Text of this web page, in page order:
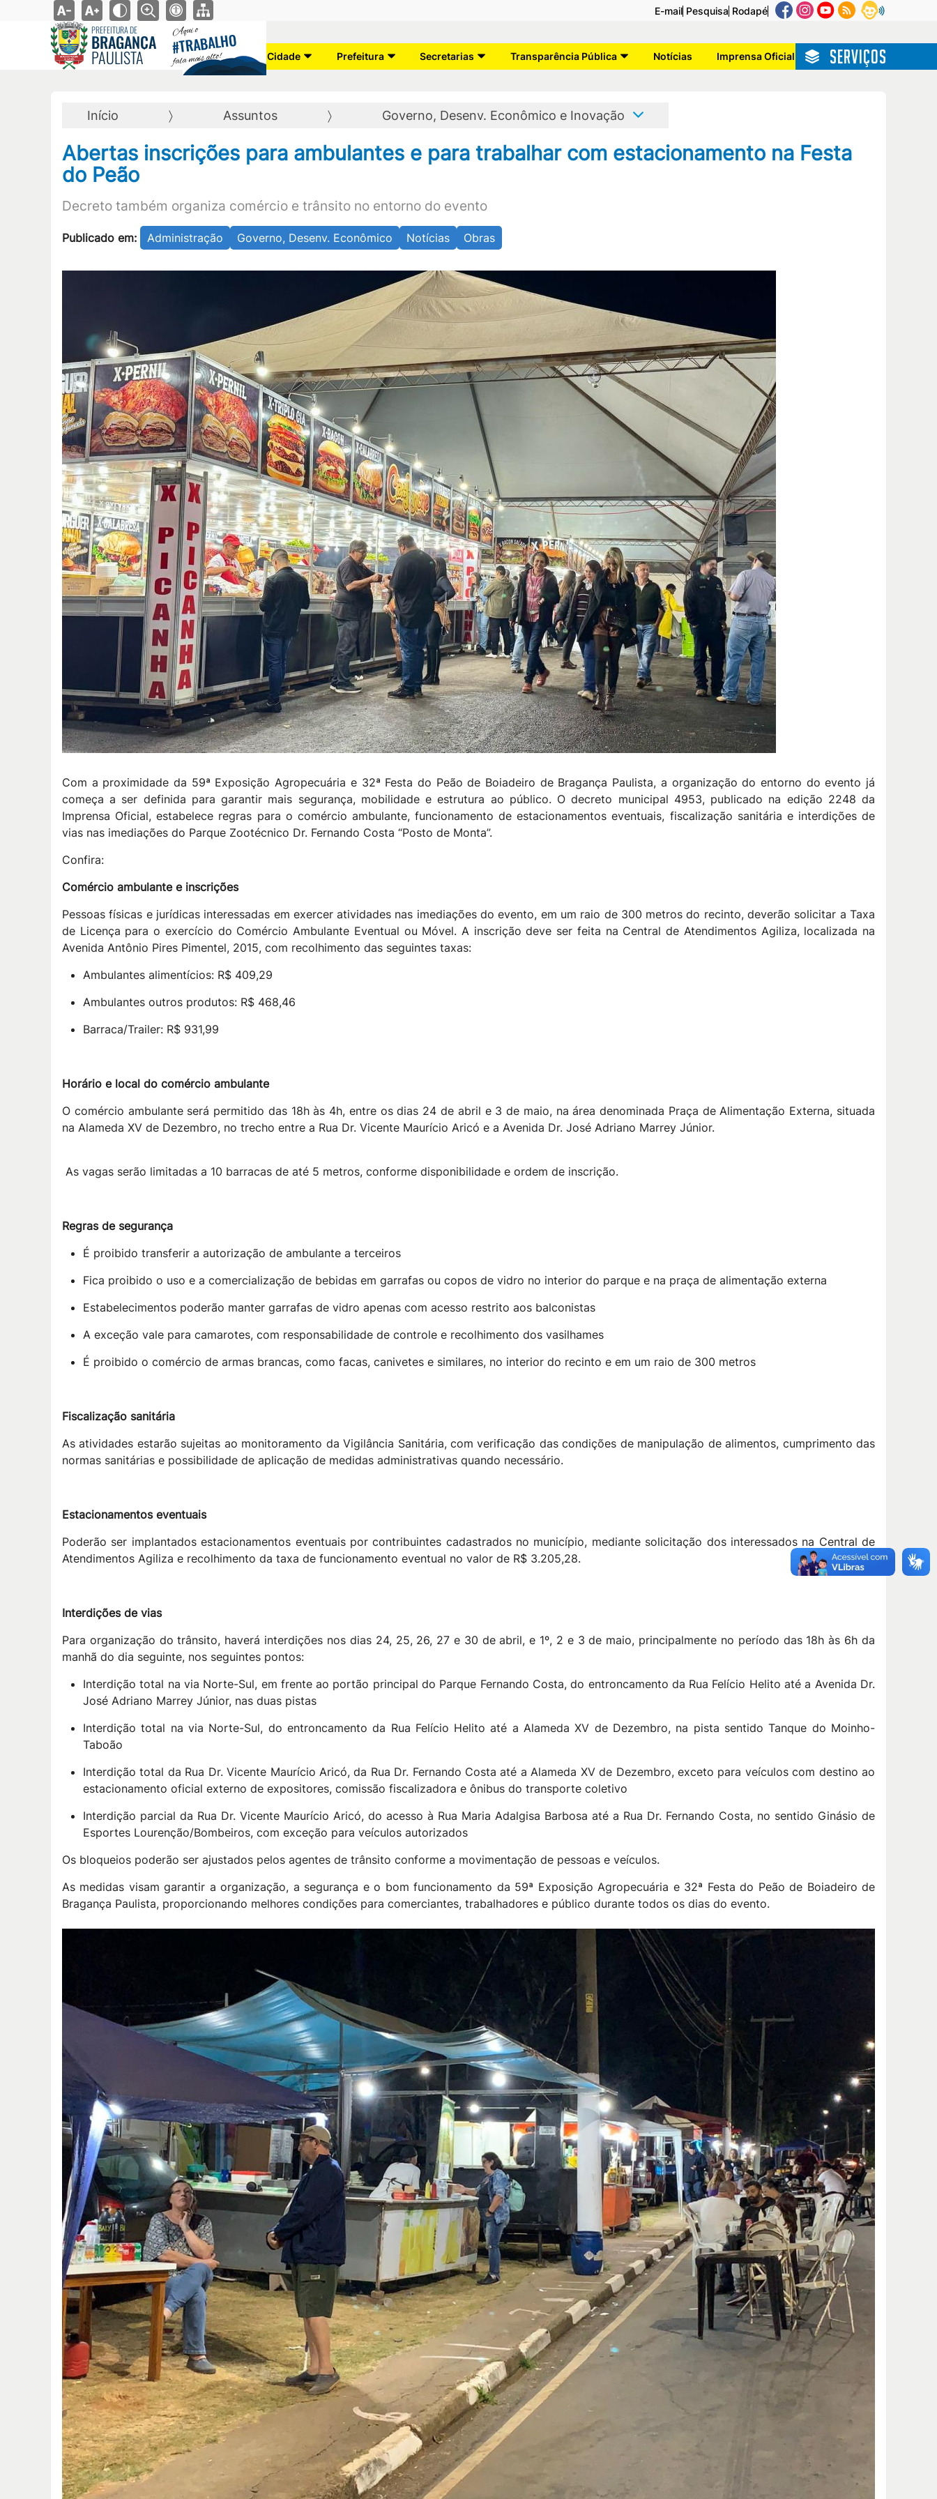
E-mail Pesquisa Rodapé
PREFEITURA DE
BRAGANÇA
PAULISTA
Aqui o
#TRABALHO
fala mais alto! Cidade Prefeitura Secretarias Transparência Pública Notícias Imprensa Oficial SERVIÇOS
Início Assuntos Governo, Desenv. Econômico e Inovação
Abertas inscrições para ambulantes e para trabalhar com estacionamento na Festa
do Peão
Decreto também organiza comércio e trânsito no entorno do evento
Publicado em: Administração Governo, Desenv. Econômico Notícias Obras
Com a proximidade da 59ª Exposição Agropecuária e 32ª Festa do Peão de Boiadeiro de Bragança Paulista, a organização do entorno do evento já
começa a ser definida para garantir mais segurança, mobilidade e estrutura ao público. O decreto municipal 4953, publicado na edição 2248 da
Imprensa Oficial, estabelece regras para o comércio ambulante, funcionamento de estacionamentos eventuais, fiscalização sanitária e interdições de
vias nas imediações do Parque Zootécnico Dr. Fernando Costa “Posto de Monta”.
Confira:
Comércio ambulante e inscrições
Pessoas físicas e jurídicas interessadas em exercer atividades nas imediações do evento, em um raio de 300 metros do recinto, deverão solicitar a Taxa
de Licença para o exercício do Comércio Ambulante Eventual ou Móvel. A inscrição deve ser feita na Central de Atendimentos Agiliza, localizada na
Avenida Antônio Pires Pimentel, 2015, com recolhimento das seguintes taxas:
Ambulantes alimentícios: R$ 409,29
Ambulantes outros produtos: R$ 468,46
Barraca/Trailer: R$ 931,99
Horário e local do comércio ambulante
O comércio ambulante será permitido das 18h às 4h, entre os dias 24 de abril e 3 de maio, na área denominada Praça de Alimentação Externa, situada
na Alameda XV de Dezembro, no trecho entre a Rua Dr. Vicente Maurício Aricó e a Avenida Dr. José Adriano Marrey Júnior.
As vagas serão limitadas a 10 barracas de até 5 metros, conforme disponibilidade e ordem de inscrição.
Regras de segurança
É proibido transferir a autorização de ambulante a terceiros
Fica proibido o uso e a comercialização de bebidas em garrafas ou copos de vidro no interior do parque e na praça de alimentação externa
Estabelecimentos poderão manter garrafas de vidro apenas com acesso restrito aos balconistas
A exceção vale para camarotes, com responsabilidade de controle e recolhimento dos vasilhames
É proibido o comércio de armas brancas, como facas, canivetes e similares, no interior do recinto e em um raio de 300 metros
Fiscalização sanitária
As atividades estarão sujeitas ao monitoramento da Vigilância Sanitária, com verificação das condições de manipulação de alimentos, cumprimento das
normas sanitárias e possibilidade de aplicação de medidas administrativas quando necessário.
Estacionamentos eventuais
Poderão ser implantados estacionamentos eventuais por contribuintes cadastrados no município, mediante solicitação dos interessados na Central de
Atendimentos Agiliza e recolhimento da taxa de funcionamento eventual no valor de R$ 3.205,28.
Interdições de vias
Para organização do trânsito, haverá interdições nos dias 24, 25, 26, 27 e 30 de abril, e 1º, 2 e 3 de maio, principalmente no período das 18h às 6h da
manhã do dia seguinte, nos seguintes pontos:
Interdição total na via Norte-Sul, em frente ao portão principal do Parque Fernando Costa, do entroncamento da Rua Felício Helito até a Avenida Dr.
José Adriano Marrey Júnior, nas duas pistas
Interdição total na via Norte-Sul, do entroncamento da Rua Felício Helito até a Alameda XV de Dezembro, na pista sentido Tanque do Moinho-
Taboão
Interdição total da Rua Dr. Vicente Maurício Aricó, da Rua Dr. Fernando Costa até a Alameda XV de Dezembro, exceto para veículos com destino ao
estacionamento oficial externo de expositores, comissão fiscalizadora e ônibus do transporte coletivo
Interdição parcial da Rua Dr. Vicente Maurício Aricó, do acesso à Rua Maria Adalgisa Barbosa até a Rua Dr. Fernando Costa, no sentido Ginásio de
Esportes Lourenção/Bombeiros, com exceção para veículos autorizados
Os bloqueios poderão ser ajustados pelos agentes de trânsito conforme a movimentação de pessoas e veículos.
As medidas visam garantir a organização, a segurança e o bom funcionamento da 59ª Exposição Agropecuária e 32ª Festa do Peão de Boiadeiro de
Bragança Paulista, proporcionando melhores condições para comerciantes, trabalhadores e público durante todos os dias do evento.